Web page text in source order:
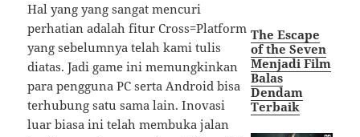
Hal yang yang sangat mencuri
perhatian adalah fitur Cross=Platform
yang sebelumnya telah kami tulis
diatas. Jadi game ini memungkinkan
para pengguna PC serta Android bisa
terhubung satu sama lain. Inovasi
luar biasa ini telah membuka jalan
The Escape
of the Seven
Menjadi Film
Balas
Dendam
Terbaik